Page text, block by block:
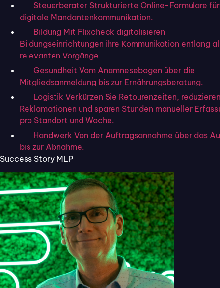
Steuerberater Strukturierte Online-Formulare
digitale Mandantenkommunikation.
Bildung Mit Flixcheck digitalisieren
Bildungseinrichtungen ihre Kommunikation entlang
relevanten Vorgänge.
Gesundheit Vom Anamnesebogen über die
Mitgliedsanmeldung bis zur Ernährungsberatung.
Logistik Verkürzen Sie Retourenzeiten, reduzieren
Reklamationen und sparen Stunden manueller
pro Standort und Woche.
Handwerk Von der Auftragsannahme über das
bis zur Abnahme.
Success Story MLP
Kommunikation und
Serviceverfügbarkeit
Ob über E-Mail, Telefon oder Social Media – Kund:innen
erwarten schnelle und kompetente Antworten auf ihre
Fragen oder Probleme. Lange Reaktionszeiten oder
unhöfliche Antworten hingegen sind große Ärgernisse.
Beispiele für optimale Kommunikation:
Ein Customer Service, der innerhalb von 24 Stunden
antwortet
Klare Anleitungen oder FAQs auf Ihrer Website
Benutzerfreundlichkeit von
Prozessen
Egal, ob beim Einkauf, der Reklamation oder der
Kontaktaufnahme: Prozesse sollten einfach, verständlich